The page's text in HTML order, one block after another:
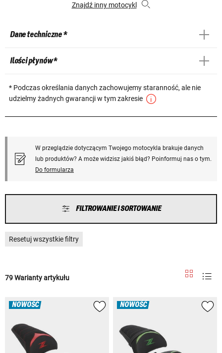
Znajdź inny motocykl
Dane techniczne *
Ilości płynów *
* Podczas określania danych zachowujemy staranność, ale nie
udzielmy żadnych gwarancji w tym zakresie
W przeglądzie dotyczącym Twojego motocykla brakuje danych
lub produktów? A może widzisz jakiś błąd? Poinformuj nas o tym.
Do formularza
FILTROWANIE I SORTOWANIE
Resetuj wszystkie filtry
79 Warianty artykułu
NOWOŚĆ NOWOŚĆ